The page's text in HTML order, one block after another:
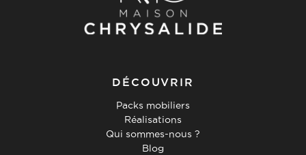
DÉCOUVRIR
Packs mobiliers
Réalisations
Qui sommes-nous ?
Blog